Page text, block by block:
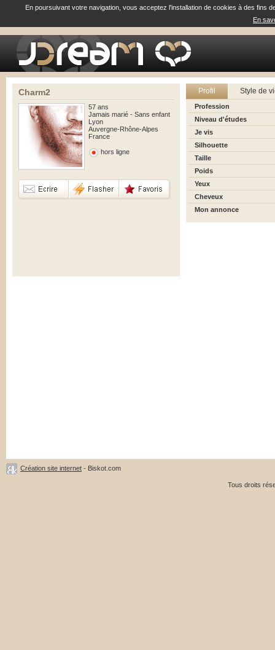
En poursuivant votre navigation, vous acceptez l'installation de cookies à des
En
Charm2
57 ans
Jamais marié - Sans enfant
Lyon
Auvergne-Rhône-Alpes
France
hors ligne
Profil Style de
Profession
Niveau d'études
Je vis
Silhouette
Taille
Poids
Yeux
Cheveux
Mon annonce
Création site internet - Biskot.com
Tous droits